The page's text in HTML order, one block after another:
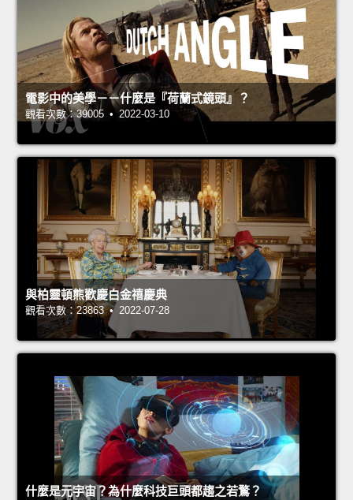
電影中的美學－－什麼是『荷蘭式鏡頭』？
觀看次數：39005 • 2022-03-10
與柏靈頓熊歡慶白金禧慶典
觀看次數：23863 • 2022-07-28
什麼是元宇宙？為什麼科技巨頭都趨之若鶩？